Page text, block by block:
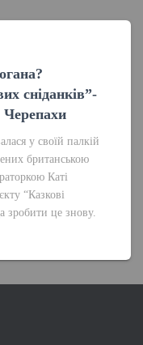
сніданків”-
Черепахи
у своїй палкій
британською
Каті
“Казкові
зробити це знову.